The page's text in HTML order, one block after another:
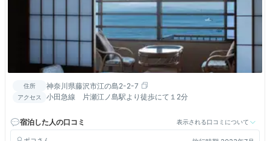
住所 神奈川県藤沢市江の島2-2-7
アクセス 小田急線 片瀬江ノ島駅より徒歩にて１2分
宿泊した人の口コミ 表示される口コミについて